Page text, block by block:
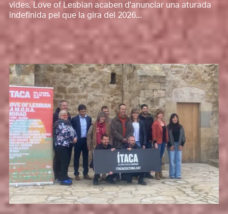
vides, Love of Lesbian acaben d'anunciar una aturada
indefinida pel que la gira del 2026...